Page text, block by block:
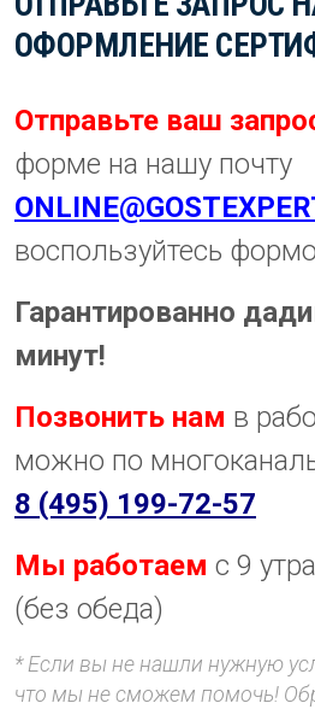
ОФОРМЛЕНИЕ
Отправьте ваш
форме на нашу почту
воспользуйтесь
Гарантированно
минут!
Позвонить нам в
можно по
8 (495) 199-72-57
Мы работаем с 9
(без обеда)
* Если вы не нашли нужную
что мы не сможем помочь!